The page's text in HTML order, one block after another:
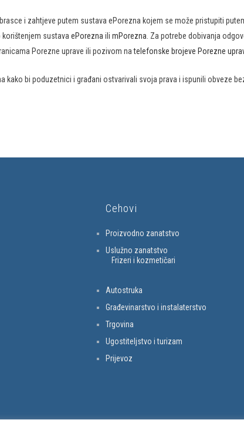
i zahtjeve putem sustava ePorezna kojem se može pristupiti
sustava ePorezna ili mPorezna​ . Za potrebe dobivanja
Porezne uprave ili pozivom natelefonske brojeve Porezne
bi poduzetnici i građani ostvarivali svoja prava i ispunili obveze
Cehovi
Proizvodno zanatstvo
Uslužno zanatstvo
Frizeri i kozmetičari
Autostruka
Građevinarstvo i instalaterstvo
Trgovina
Ugostiteljstvo i turizam
Prijevoz